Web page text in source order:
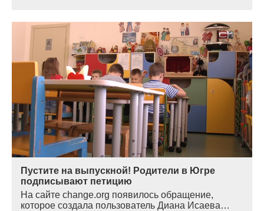
Пустите на выпускной! Родители в Югре
подписывают петицию
На сайте change.org появилось обращение,
которое создала пользователь Диана Исаева…